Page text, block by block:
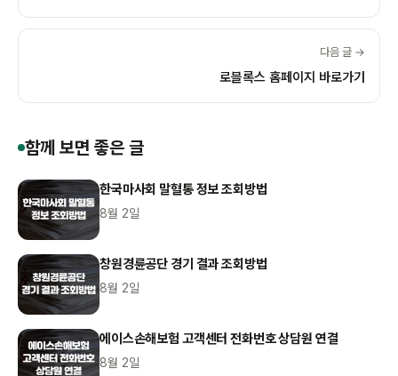
다음 글 →
로블록스 홈페이지 바로가기
함께 보면 좋은 글
한국마사회 말혈통 정보 조회방법
8월 2일
창원경륜공단 경기 결과 조회방법
8월 2일
에이스손해보험 고객센터 전화번호 상담원 연결
8월 2일